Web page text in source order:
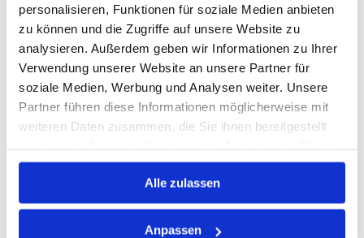
personalisieren, Funktionen für soziale Medien anbieten
zu können und die Zugriffe auf unsere Website zu
analysieren. Außerdem geben wir Informationen zu Ihrer
Verwendung unserer Website an unsere Partner für
soziale Medien, Werbung und Analysen weiter. Unsere
Partner führen diese Informationen möglicherweise mit
weiteren Daten zusammen, die Sie ihnen bereitgestellt
gesammelt haben.
Alle zulassen
Anpassen
Losgröße 500
Nicht auf Lager
Print
PRODUKTBESCHREIBUNG